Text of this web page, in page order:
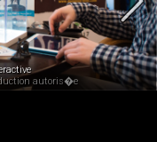
autoris�e